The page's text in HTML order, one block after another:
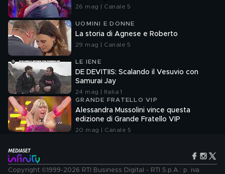
26 mag | Canale 5
UOMINI E DONNE
La storia di Agnese e Roberto
29 mag | Canale 5
LE IENE
DE DEVITIIS: Scalando il Vesuvio con
Samurai Jay
24 mag | Italia 1
GRANDE FRATELLO VIP
Alessandra Mussolini vince questa
edizione di Grande Fratello VIP
20 mag | Canale 5
Copyright ©1999-2026 RTI Business Digital - RTI S.p.A.: p. iva